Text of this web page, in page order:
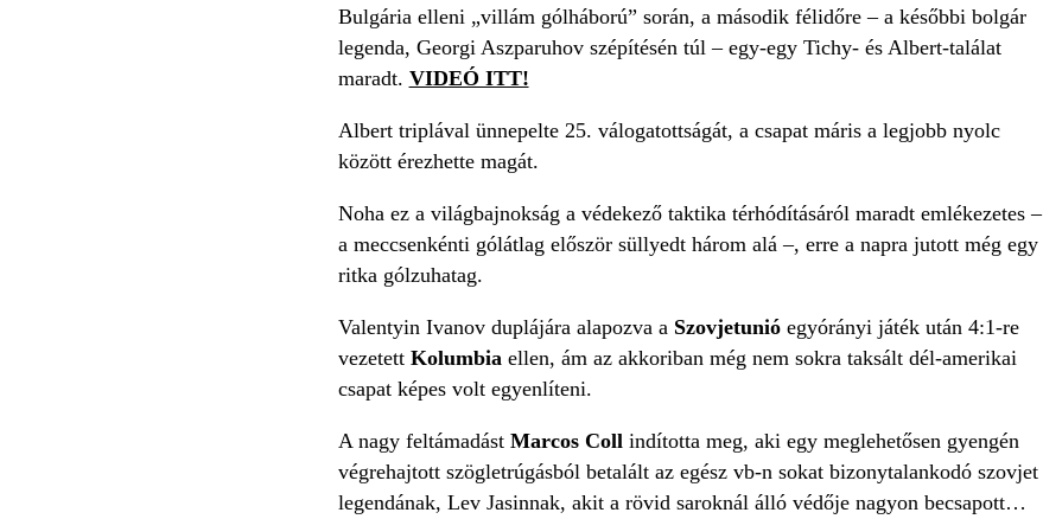
Bulgária elleni „villám gólháború” során, a második félidőre – a későbbi bolgár
legenda, Georgi Aszparuhov szépítésén túl – egy-egy Tichy- és Albert-találat
maradt. VIDEÓ ITT!
Albert triplával ünnepelte 25. válogatottságát, a csapat máris a legjobb nyolc
között érezhette magát.
Noha ez a világbajnokság a védekező taktika térhódításáról maradt emlékezetes –
a meccsenkénti gólátlag először süllyedt három alá –, erre a napra jutott még egy
ritka gólzuhatag.
Valentyin Ivanov duplájára alapozva a Szovjetunió egyórányi játék után 4:1-re
vezetett Kolumbia ellen, ám az akkoriban még nem sokra taksált dél-amerikai
csapat képes volt egyenlíteni.
A nagy feltámadást Marcos Coll indította meg, aki egy meglehetősen gyengén
végrehajtott szögletrúgásból betalált az egész vb-n sokat bizonytalankodó szovjet
legendának, Lev Jasinnak, akit a rövid saroknál álló védője nagyon becsapott…